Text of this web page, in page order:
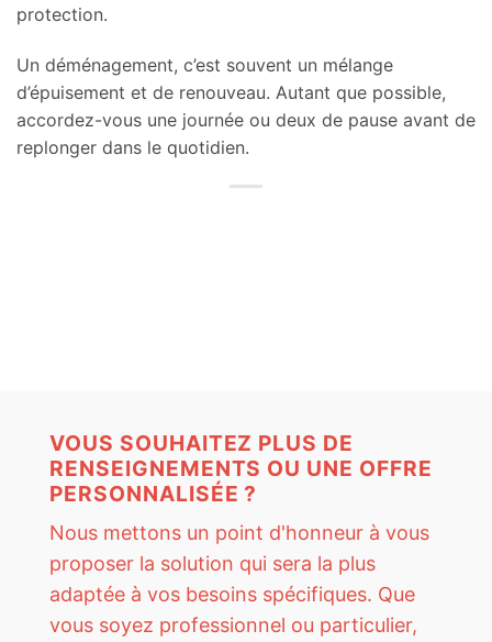
protection.
Un déménagement, c’est souvent un mélange
d’épuisement et de renouveau. Autant que possible,
accordez-vous une journée ou deux de pause avant de
replonger dans le quotidien.
VOUS SOUHAITEZ PLUS DE
RENSEIGNEMENTS OU UNE OFFRE
PERSONNALISÉE ?
Nous mettons un point d'honneur à vous
proposer la solution qui sera la plus
adaptée à vos besoins spécifiques. Que
vous soyez professionnel ou particulier,